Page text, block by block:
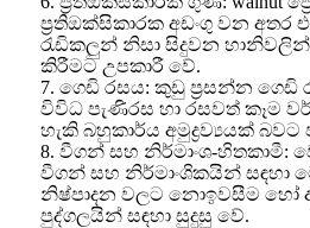
ප්‍රතිඔක්සිකාරක අඩංගු වන අතර
රැඩිකලුන් නිසා සිදුවන
කිරීමට උපකාරී වේ.
7. ගෙඩි රසය: කුඩු ප්‍රසන්න
විවිධ පැණිරස හා රසවත් කෑම
හැකි බහුකාර්ය අමුද්‍රව්‍යයක් බවට
8. වීගන් සහ නිර්මාංශ-හිතකාමී:
වීගන් සහ නිර්මාංශිකයින් සඳහා
නිෂ්පාදන වලට නොඉවසීම හෝ
පුද්ගලයින් සඳහා සුදුසු වේ.